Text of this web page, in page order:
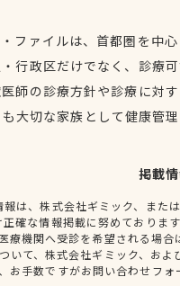
ファイルは、首都圏を中
行政区だけでなく、診療
師の診療方針や診療に対
大切な家族として健康管
掲載
は、株式会社ギミック、また
正確な情報掲載に努めておりま
療機関へ受診を希望される場
いて、株式会社ギミック、お
お手数ですがお問い合わせフ